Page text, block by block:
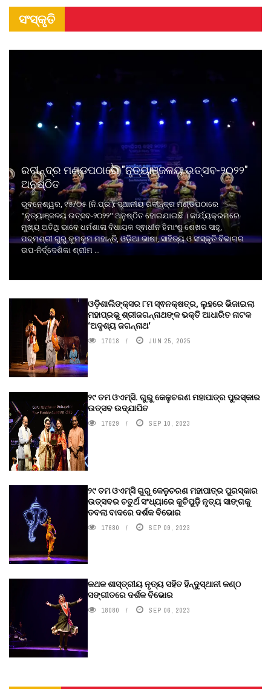
ସଂସ୍କୃତି
ରବୀନ୍ଦ୍ର ମଣ୍ଡପଠାରେ "ନୃତ୍ୟାଞ୍ଜଳୟ ଉତ୍ସବ-୨୦୨୨"
ଅନୁଷ୍ଠିତ
ଭୁବନେଶ୍ୱର, ୧୫/୦୫ (ନି.ପ୍ର.): ସ୍ଥାନୀୟ ରବୀନ୍ଦ୍ର ମଣ୍ଡପଠାରେ
"ନୃତ୍ୟାଞ୍ଜଳୟ ଉତ୍ସବ-୨୦୨୨" ଅନୁଷ୍ଠିତ ହୋଇଯାଇଛି । କାର୍ଯ୍ୟକ୍ରମରେ
ମୁଖ୍ୟ ଅତିଥି ଭାବେ ଧର୍ମଶାଳା ବିଧାୟକ ସ୍ଵାଧୀନ ହିମାଂଶୁ ଶେଖର ସାହୁ,
ପଦ୍ମଶ୍ରୀ ଗୁରୁ କୁମକୁମ ମହାନ୍ତି, ଓଡ଼ିଆ ଭାଷା, ସାହିତ୍ୟ ଓ ସଂସ୍କୃତି ବିଭାଗର
ଉପ-ନିର୍ଦ୍ଦେଶିକା ଶ୍ରୀମ ...
ଓଡ଼ିଶାଲିଙ୍କ୍ସର ୮ମ ସ୍ଵନକ୍ଷତ୍ର, ଲୁହରେ ଭିଜାଇଲା
ମହାପ୍ରଭୁ ଶ୍ରୀଜଗନ୍ନାଥଙ୍କ ଭକ୍ତି ଆଧାରିତ ନାଟକ
‘ଅଦୃଶ୍ୟ ଜଗନ୍ନାଥ‘
17018 JUN 25, 2025
୨୯ ତମ ଓଏମ୍‌ସି. ଗୁରୁ କେଳୁଚରଣ ମହାପାତ୍ର ପୁରସ୍କାର
ଉତ୍ସବ ଉଦ୍‍ଯାପିତ
17629 SEP 10, 2023
୨୯ ତମ ଓଏମ୍‌ସି ଗୁରୁ କେଳୁଚରଣ ମହାପାତ୍ର ପୁରସ୍କାର
ଉତ୍ସବର ଚତୁର୍ଥ ସଂଧ୍ୟାରେ କୁଚିପୁଡ଼ି ନୃତ୍ୟ ସାଙ୍ଗକୁ
ତବଲା ବାଦରେ ଦର୍ଶକ ବିଭୋର
17680 SEP 09, 2023
କଥକ ଶାସ୍ତ୍ରୀୟ ନୃତ୍ୟ ସହିତ ହିନ୍ଦୁସ୍ଥାନୀ କଣ୍ଠ
ସଙ୍ଗୀତରେ ଦର୍ଶକ ବିଭୋର
18080 SEP 06, 2023